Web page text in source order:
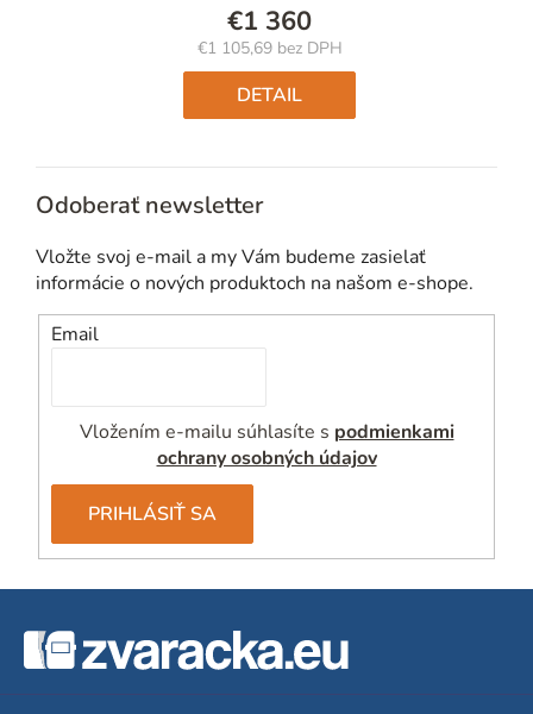
€1 360
€1 105,69 bez DPH
Jednotková
cena:
DETAIL
Odoberať newsletter
Vložte svoj e-mail a my Vám budeme zasielať
informácie o nových produktoch na našom e-shope.
Email
Vložením e-mailu súhlasíte s podmienkami
ochrany osobných údajov
PRIHLÁSIŤ SA